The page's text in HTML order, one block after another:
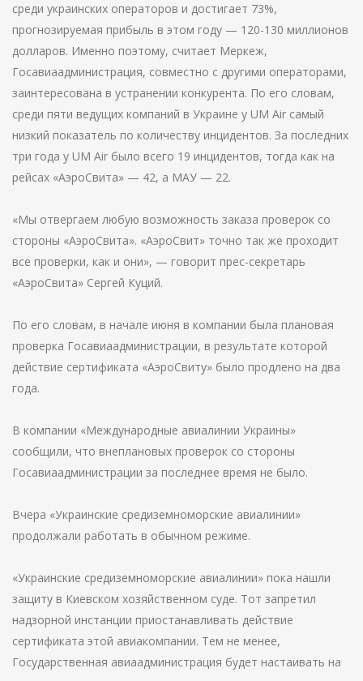
среди украинских операторов и достигает 73%,
прогнозируемая прибыль в этом году — 120-130 миллионов
долларов. Именно поэтому, считает Меркеж,
Госавиаадминистрация, совместно с другими операторами,
заинтересована в устранении конкурента. По его словам,
среди пяти ведущих компаний в Украине у UM Аir самый
низкий показатель по количеству инцидентов. За последних
три года у UM Аir было всего 19 инцидентов, тогда как на
рейсах «АэроСвита» — 42, а МАУ — 22.
«Мы отвергаем любую возможность заказа проверок со
стороны «АэроСвита». «АэроСвит» точно так же проходит
все проверки, как и они», — говорит прес-секретарь
«АэроСвита» Сергей Куций.
По его словам, в начале июня в компании была плановая
проверка Госавиаадминистрации, в результате которой
действие сертификата «АэроСвиту» было продлено на два
года.
В компании «Международные авиалинии Украины»
сообщили, что внеплановых проверок со стороны
Госавиаадминистрации за последнее время не было.
Вчера «Украинские средиземноморские авиалинии»
продолжали работать в обычном режиме.
«Украинские средиземноморские авиалинии» пока нашли
защиту в Киевском хозяйственном суде. Тот запретил
надзорной инстанции приостанавливать действие
сертификата этой авиакомпании. Тем не менее,
Государственная авиаадминистрация будет настаивать на